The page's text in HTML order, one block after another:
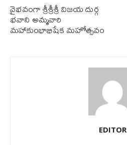
వైభవంగా శ్రీశ్రీశ్రీ విజయ దుర్గ
భవాని అమ్మవారి
మహాకుంభాభిషేక మహోత్సవం
EDITOR